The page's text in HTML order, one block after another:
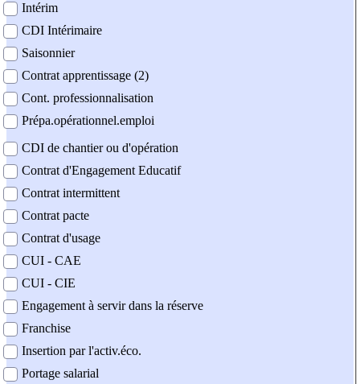
Intérim
CDI Intérimaire
Saisonnier
Contrat apprentissage (2)
Cont. professionnalisation
Prépa.opérationnel.emploi
CDI de chantier ou d'opération
Contrat d'Engagement Educatif
Contrat intermittent
Contrat pacte
Contrat d'usage
CUI - CAE
CUI - CIE
Engagement à servir dans la réserve
Franchise
Insertion par l'activ.éco.
Portage salarial